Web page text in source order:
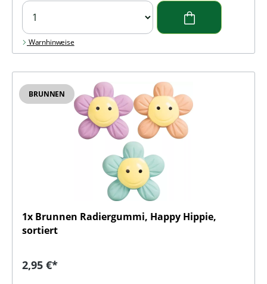
Warnhinweise
BRUNNEN
1x Brunnen Radiergummi, Happy Hippie,
sortiert
Regulärer Preis:
2,95 €*